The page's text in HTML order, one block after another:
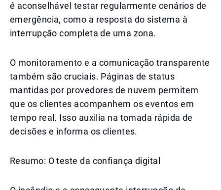
é aconselhável testar regularmente cenários de
emergência, como a resposta do sistema à
interrupção completa de uma zona.
O monitoramento e a comunicação transparente
também são cruciais. Páginas de status
mantidas por provedores de nuvem permitem
que os clientes acompanhem os eventos em
tempo real. Isso auxilia na tomada rápida de
decisões e informa os clientes.
Resumo: O teste da confiança digital